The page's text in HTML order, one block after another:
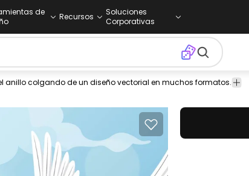
de
Recursos
Soluciones
Corporativas
anillo
paloma
anillo de
qvectores qvectores paloma
anillo colgando de un diseño vectorial en muchos formatos.